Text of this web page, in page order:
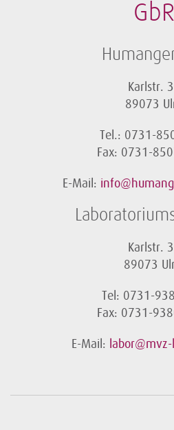
GbR
Karlstr.
89073
Tel.: 0731-
Fax: 0731-
E-Mail:
Karlstr.
89073
Tel: 0731-
Fax: 0731-
E-Mail: